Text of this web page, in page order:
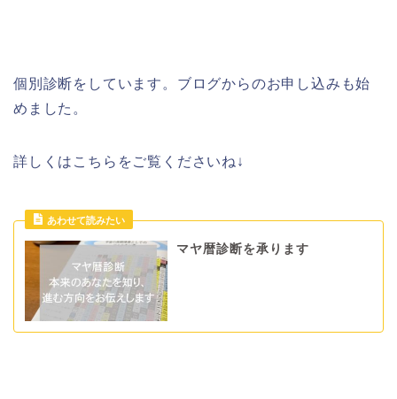
個別診断をしています。ブログからのお申し込みも始
めました。
詳しくはこちらをご覧くださいね↓
マヤ暦診断を承ります